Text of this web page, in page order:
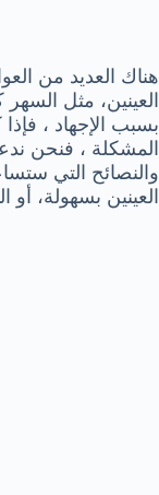
هناك العديد من
العينين، مثل السهر
بسبب الإجهاد ،
المشكلة ، فنحن
والنصائح التي
العينين بسهولة، أو